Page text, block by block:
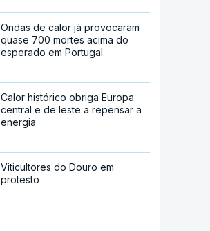
Ondas de calor já provocaram
quase 700 mortes acima do
esperado em Portugal
Calor histórico obriga Europa
central e de leste a repensar a
energia
Viticultores do Douro em
protesto